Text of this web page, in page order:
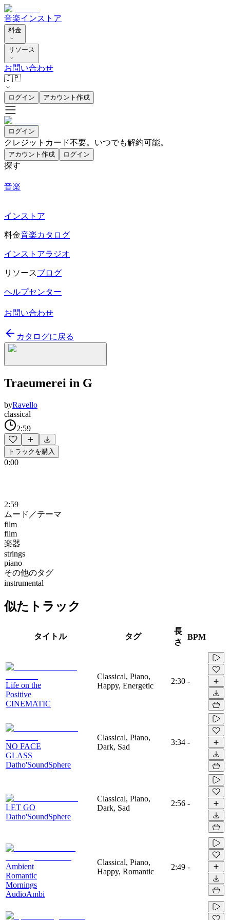
音楽インストア
料金
リソース
お問い合わせ
🇯🇵
ログイン アカウント作成
ログイン
クレジットカード不要。いつでも解約可能。
アカウント作成 ログイン
探す
音楽
インストア
料金音楽カタログ
インストアラジオ
リソースブログ
ヘルプセンター
お問い合わせ
カタログに戻る
Traeumerei in G
byRavello
classical
2:59
トラックを購入
0:00
2:59
ムード／テーマ
film
film
楽器
strings
piano
その他のタグ
instrumental
似たトラック
タイトル タグ
長
さ
BPM
Life on the
Positive
CINEMATIC
Classical, Piano,
Happy, Energetic
2:30 -
NO FACE
GLASS
Datho'SoundSphere
Classical, Piano,
Dark, Sad
3:34 -
LET GO
Datho'SoundSphere
Classical, Piano,
Dark, Sad
2:56 -
Ambient
Romantic
Mornings
AudioAmbi
Classical, Piano,
Happy, Romantic
2:49 -